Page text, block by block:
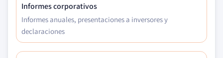
Informes corporativos
Informes anuales, presentaciones a inversores y
declaraciones